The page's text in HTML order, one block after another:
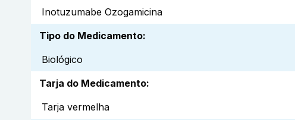
Inotuzumabe Ozogamicina
Tipo do Medicamento:
Biológico
Tarja do Medicamento:
Tarja vermelha